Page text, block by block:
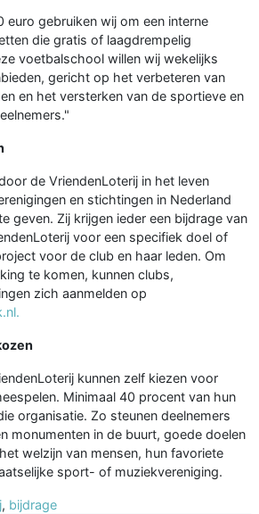
euro gebruiken wij om een interne
die gratis of laagdrempelig
voetbalschool willen wij wekelijks
gericht op het verbeteren van
en het versterken van de sportieve en
de VriendenLoterij in het leven
en stichtingen in Nederland
geven. Zij krijgen ieder een bijdrage van
voor een specifiek doel of
voor de club en haar leden. Om
te komen, kunnen clubs,
zich aanmelden op
kunnen zelf kiezen voor
Minimaal 40 procent van hun
organisatie. Zo steunen deelnemers
monumenten in de buurt, goede doelen
welzijn van mensen, hun favoriete
sport- of muziekvereniging.
, bijdrage